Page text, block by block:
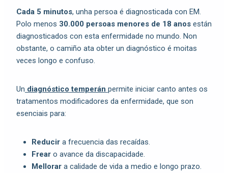
Cada 5 minutos, unha persoa é diagnosticada con EM.
Polo menos 30.000 persoas menores de 18 anos están
diagnosticados con esta enfermidade no mundo. Non
obstante, o camiño ata obter un diagnóstico é moitas
veces longo e confuso.
Un diagnóstico temperán permite iniciar canto antes os
tratamentos modificadores da enfermidade, que son
esenciais para:
Reducir a frecuencia das recaídas.
Frear o avance da discapacidade.
Mellorar a calidade de vida a medio e longo prazo.